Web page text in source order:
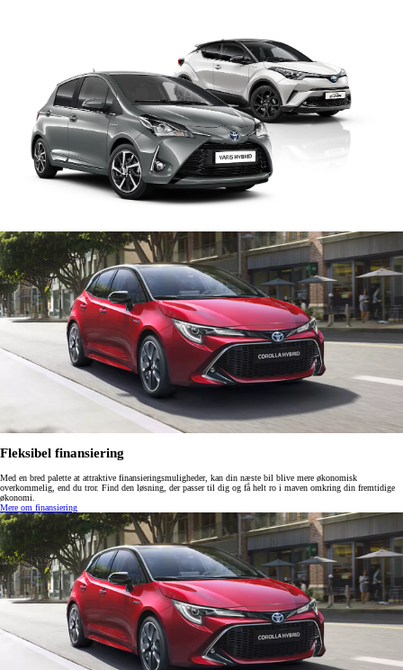
Fleksibel finansiering
Med en bred palette at attraktive finansieringsmuligheder, kan din næste bil blive mere økonomisk
overkommelig, end du tror. Find den løsning, der passer til dig og få helt ro i maven omkring din fremtidige
økonomi.
Mere om finansiering